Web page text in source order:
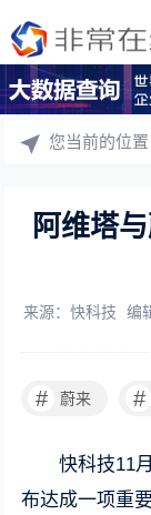
您当前的位
阿维塔
来源：快科技 编
# 蔚来 #
快科技11
布达成一项重